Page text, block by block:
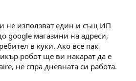
не използват един и същ ИП
google магазини на адреси,
в куки. Ако все пак
робот ще ви накарат да е
не спра дневната си работа.